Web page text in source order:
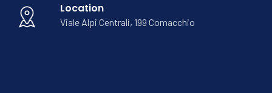
Location
Viale Alpi Centrali, 199 Comacchio